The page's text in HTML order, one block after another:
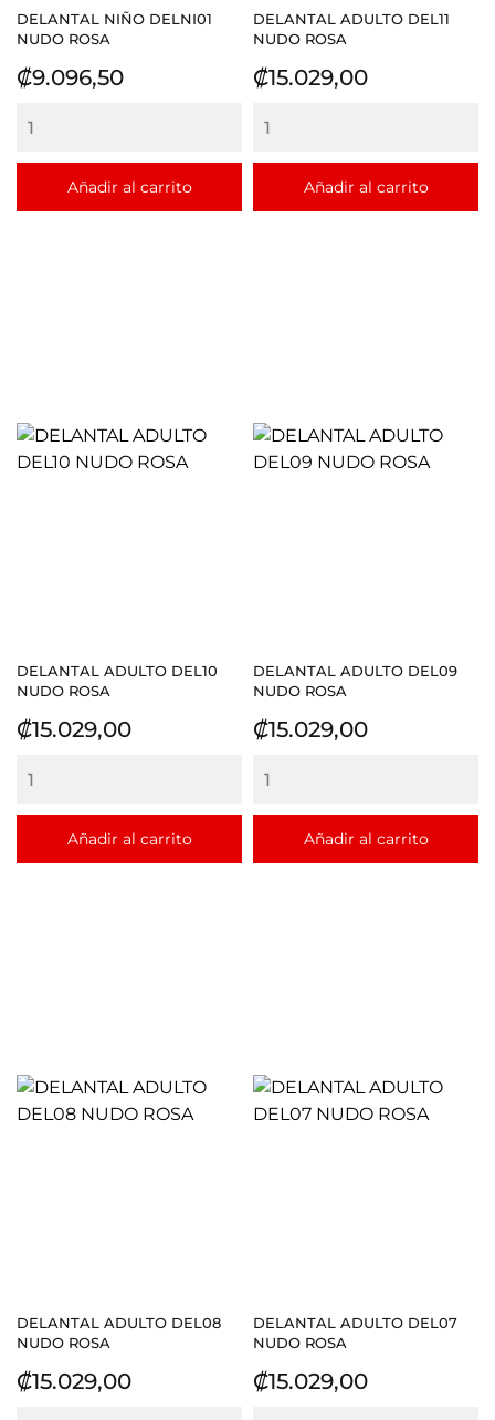
DELANTAL NIÑO DELNI01
NUDO ROSA
Precio
₡9.096,50
Añadir al carrito
DELANTAL ADULTO DEL11
NUDO ROSA
Precio
₡15.029,00
Añadir al carrito
DELANTAL ADULTO DEL10
NUDO ROSA
Precio
₡15.029,00
Añadir al carrito
DELANTAL ADULTO DEL09
NUDO ROSA
Precio
₡15.029,00
Añadir al carrito
DELANTAL ADULTO DEL08
NUDO ROSA
Precio
₡15.029,00
DELANTAL ADULTO DEL07
NUDO ROSA
Precio
₡15.029,00